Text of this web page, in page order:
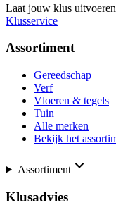
Laat jouw klus
Klusservice
Assortiment
Gereedschap
Verf
Vloeren & tegels
Tuin
Alle merken
Bekijk het
Assortiment
Klusadvies